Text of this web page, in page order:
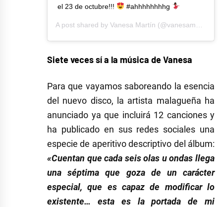
el 23 de octubre!!!
#ahhhhhhhhg
A post shared by Vanesa Martín (@vanesamartin_) on
Siete veces sí a la música de Vanesa
Para que vayamos saboreando la esencia
del nuevo disco, la artista malagueña ha
anunciado ya que incluirá 12 canciones y
ha publicado en sus redes sociales una
especie de aperitivo descriptivo del álbum:
«Cuentan que cada seis olas u ondas llega
una séptima que goza de un carácter
especial, que es capaz de modificar lo
existente… esta es la portada de mi